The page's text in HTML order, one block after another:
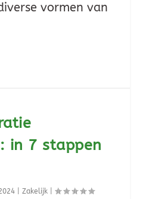
vormen van
in 7 stappen
|Zakelijk |